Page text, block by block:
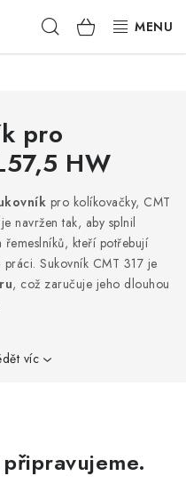
Hledat NÁKUPNÍ
KOŠÍK
pro
HW
pro kolíkovačky, CMT
navržen tak, aby splnil
kteří potřebují
Sukovník CMT 317 je
, což zaručuje jeho dlouhou
víc